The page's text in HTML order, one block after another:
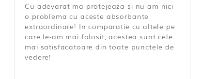
din 5
Cu adevarat ma protejeaza si nu am nici
o problema cu aceste absorbante
extraordinare! In comparatie cu altele pe
care le-am mai folosit, acestea sunt cele
mai satisfacatoare din toate punctele de
vedere!